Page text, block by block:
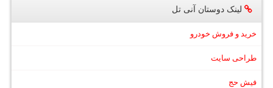
لینک دوستان آنی تل
خرید و فروش خودرو
طراحی سایت
فیش حج